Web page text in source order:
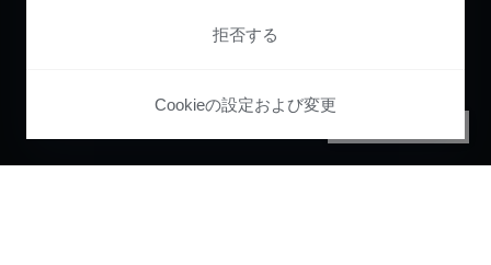
拒否する
Cookieの設定および変更